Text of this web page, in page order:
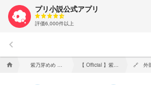
プリ小説公式アプリ
評価6,000件以上
keyboard_arrow_left
home 【 Official 】紫乃芽めめ／ShinonomeMeme